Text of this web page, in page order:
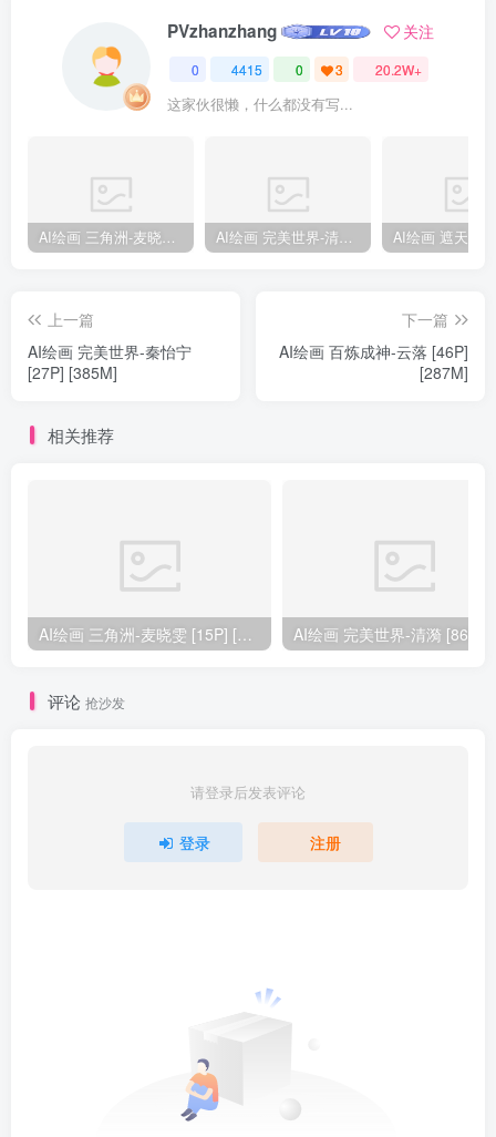
PVzhanzhang 关注
0 4415 0 3 20.2W+
这家伙很懒，什么都没有写...
AI绘画 三角洲-麦晓雯 [15P] [57M] AI绘画 完美世界-清漪 [86P] [1173M]
上一篇
AI绘画 完美世界-秦怡宁
[27P] [385M]
下一篇
AI绘画 百炼成神-云落 [46P]
[287M]
相关推荐
AI绘画 三角洲-麦晓雯 [15P] [57M]
评论 抢沙发
请登录后发表评论
登录 注册